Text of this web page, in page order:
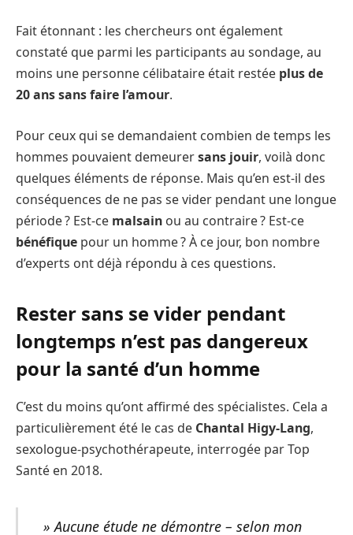
Fait étonnant : les chercheurs ont également
constaté que parmi les participants au sondage, au
moins une personne célibataire était restée plus de
20 ans sans faire l’amour.
Pour ceux qui se demandaient combien de temps les
hommes pouvaient demeurersans jouir, voilà donc
quelques éléments de réponse. Mais qu’en est-il des
conséquences de ne pas se vider pendant une longue
période ? Est-ce malsain ou au contraire ? Est-ce
bénéfique pour un homme ? À ce jour, bon nombre
d’experts ont déjà répondu à ces questions.
Rester sans se vider pendant
longtemps n’est pas dangereux
pour la santé d’un homme
C’est du moins qu’ont affirmé des spécialistes. Cela a
particulièrement été le cas de Chantal Higy-Lang,
sexologue-psychothérapeute, interrogée par Top
Santé en 2018.
» Aucune étude ne démontre – selon mon